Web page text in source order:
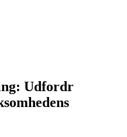
Udfordr